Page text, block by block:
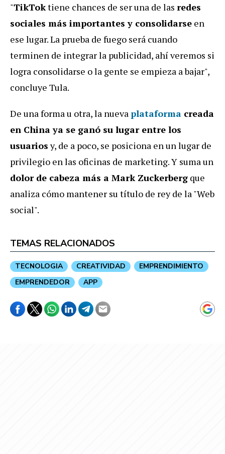
"TikToktiene chances de ser una de las redes
sociales más importantes y consolidarse en
ese lugar. La prueba de fuego será cuando
terminen de integrar la publicidad, ahí veremos si
logra consolidarse o la gente se empieza a bajar",
concluye Tula.
De una forma u otra, la nuevaplataforma creada
en China ya se ganó su lugar entre los
usuariosy, de a poco, se posiciona en un lugar de
privilegio en las oficinas de marketing. Y suma un
dolor de cabeza más a Mark Zuckerberg que
analiza cómo mantener su título de rey de la "Web
social".
TEMAS RELACIONADOS
TECNOLOGIA CREATIVIDAD
EMPRENDIMIENTO
EMPRENDEDOR
APP